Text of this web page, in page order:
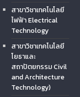
สาขาวิชาเทคโนโลยี
ไฟฟ้า Electrical
Technology
สาขาวิชาเทคโนโลยี
โยธาและ
สถาปัตยกรรม Civil
and Architecture
Technology)